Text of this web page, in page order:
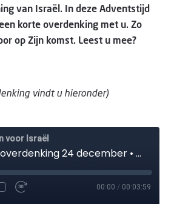
van Israël. In deze Adventstijd
korte overdenking met u. Zo
op Zijn komst. Leest u mee?
vindt u hieronder)